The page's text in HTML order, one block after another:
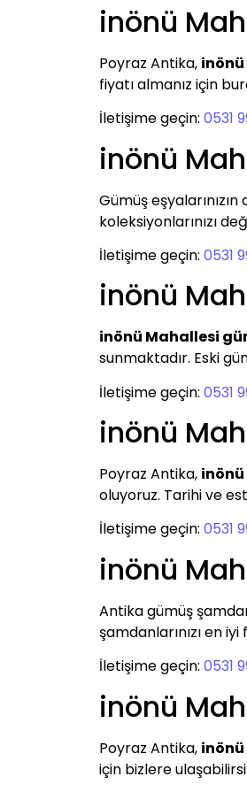
inönü
Poyraz Antika,
fiyatı almanız için
İletişime geçin: 0531
inönü
Gümüş
koleksiyonlarınızı
İletişime geçin: 0531
inönü
inönü Mahallesi
sunmaktadır. Eski
İletişime geçin: 0531
inönü
Poyraz Antika,
oluyoruz. Tarihi ve
İletişime geçin: 0531
inönü
Antika gümüş
şamdanlarınızı en
İletişime geçin: 0531
inönü
Poyraz Antika,
için bizlere